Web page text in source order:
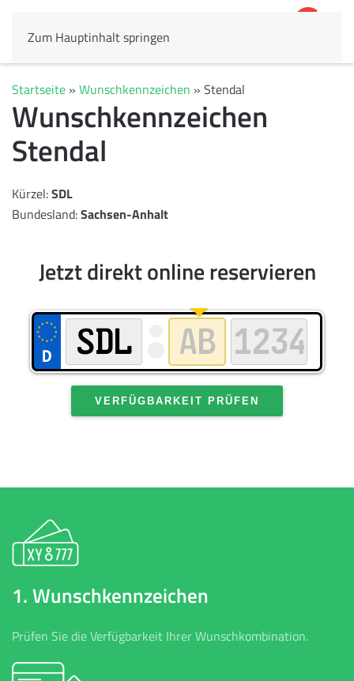
Zum Hauptinhalt springen
Startseite » Wunschkennzeichen » Stendal
Wunschkennzeichen
Stendal
Kürzel:SDL
Bundesland:Sachsen-Anhalt
Jetzt direkt online reservieren
VERFÜGBARKEIT PRÜFEN
1. Wunschkennzeichen
Prüfen Sie die Verfügbarkeit Ihrer Wunschkombination.